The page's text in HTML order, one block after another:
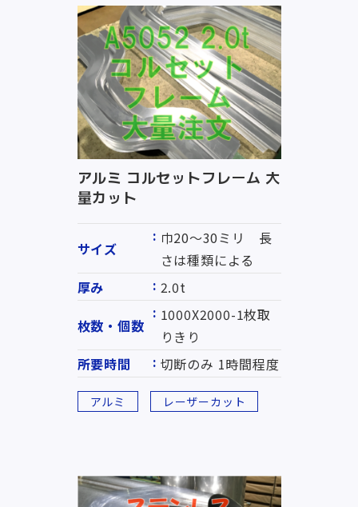
アルミ コルセットフレーム 大
量カット
サイズ
巾20～30ミリ 長
さは種類による
厚み
2.0t
枚数・個数
1000X2000-1枚取
りきり
所要時間
切断のみ 1時間程度
アルミ レーザーカット